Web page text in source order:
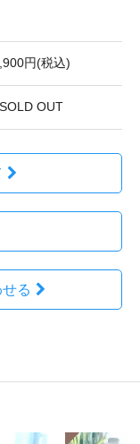
円(税込)
SOLD OUT
る